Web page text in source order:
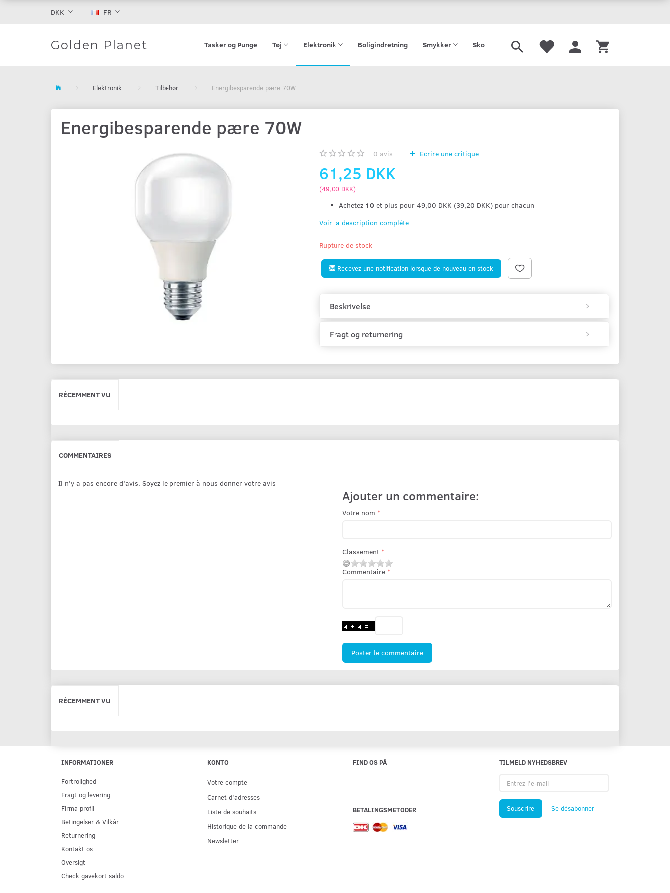
DKK FR
Golden Planet Tasker og Punge Tøj Elektronik Boligindretning Smykker Sko Tilbud
Gavekort
Elektronik Tilbehør Energibesparende pære 70W
Energibesparende pære 70W
0 avis Ecrire une critique
61,25 DKK
(49,00 DKK)
Achetez 10 et plus pour 49,00 DKK (39,20 DKK) pour chacun
Voir la description complète
Rupture de stock
Recevez une notification lorsque de nouveau en stock
Beskrivelse
Fragt og returnering
RÉCEMMENT VU
COMMENTAIRES
Il n'y a pas encore d'avis. Soyez le premier à nous donner votre avis
Ajouter un commentaire:
Votre nom
Classement
Commentaire
Poster le commentaire
RÉCEMMENT VU
INFORMATIONER
Fortrolighed
Fragt og levering
Firma profil
Betingelser & Vilkår
Returnering
Kontakt os
Oversigt
Check gavekort saldo
KONTO
Votre compte
Carnet d'adresses
Liste de souhaits
Historique de la commande
Newsletter
FIND OS PÅ
BETALINGSMETODER
TILMELD NYHEDSBREV
l'e-
Souscrire Se désabonner